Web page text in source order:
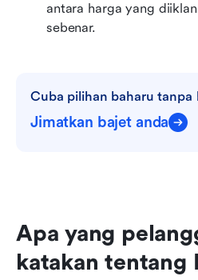
antara harga yang
sebenar.
Cuba pilihan baharu tanpa
Jimatkan bajet anda
Apa yang
katakan tentang